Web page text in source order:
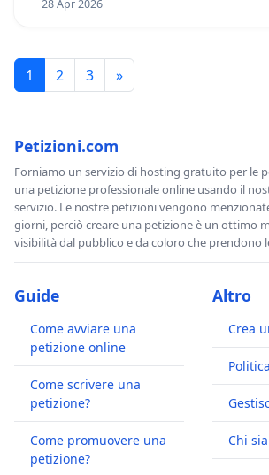
28 Apr 2026
1 2 3 »
Petizioni.com
Forniamo un servizio di hosting gratuito per le
una petizione professionale online usando il
servizio. Le nostre petizioni vengono
giorni, perciò creare una petizione è un ottimo
visibilità dal pubblico e da coloro che prendono
Guide
Come avviare una
petizione online
Come scrivere una
petizione?
Come promuovere una
petizione?
Altro
Crea
Chi